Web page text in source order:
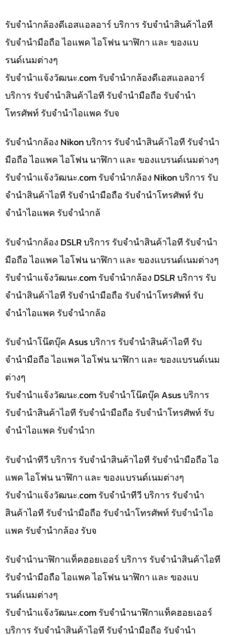
รับจำนำกล้องดีเอสแอลอาร์ บริการ รับจำนำสินค้าไอที
รับจำนำมือถือ ไอแพค ไอโฟน นาฬิกา และ ของแบ
รนด์เนมต่างๆ
รับจํานําแจ้งวัฒนะ.com รับจำนำกล้องดีเอสแอลอาร์
บริการ รับจำนำสินค้าไอที รับจำนำมือถือ รับจำนำ
โทรศัพท์ รับจำนำไอแพค รับจ
รับจำนำกล้อง Nikon บริการ รับจำนำสินค้าไอที รับจำนำ
มือถือ ไอแพค ไอโฟน นาฬิกา และ ของแบรนด์เนมต่างๆ
รับจํานําแจ้งวัฒนะ.com รับจำนำกล้อง Nikon บริการ รับ
จำนำสินค้าไอที รับจำนำมือถือ รับจำนำโทรศัพท์ รับ
จำนำไอแพค รับจำนำกล้
รับจำนำกล้อง DSLR บริการ รับจำนำสินค้าไอที รับจำนำ
มือถือ ไอแพค ไอโฟน นาฬิกา และ ของแบรนด์เนมต่างๆ
รับจํานําแจ้งวัฒนะ.com รับจำนำกล้อง DSLR บริการ รับ
จำนำสินค้าไอที รับจำนำมือถือ รับจำนำโทรศัพท์ รับ
จำนำไอแพค รับจำนำกล้อ
รับจำนำโน๊ตบุ๊ค Asus บริการ รับจำนำสินค้าไอที รับ
จำนำมือถือ ไอแพค ไอโฟน นาฬิกา และ ของแบรนด์เนม
ต่างๆ
รับจํานําแจ้งวัฒนะ.com รับจำนำโน๊ตบุ๊ค Asus บริการ
รับจำนำสินค้าไอที รับจำนำมือถือ รับจำนำโทรศัพท์ รับ
จำนำไอแพค รับจำนำก
รับจำนำทีวี บริการ รับจำนำสินค้าไอที รับจำนำมือถือ ไอ
แพค ไอโฟน นาฬิกา และ ของแบรนด์เนมต่างๆ
รับจํานําแจ้งวัฒนะ.com รับจำนำทีวี บริการ รับจำนำ
สินค้าไอที รับจำนำมือถือ รับจำนำโทรศัพท์ รับจำนำไอ
แพค รับจำนำกล้อง รับจ
รับจำนำนาฬิกาแท็คฮอยเออร์ บริการ รับจำนำสินค้าไอที
รับจำนำมือถือ ไอแพค ไอโฟน นาฬิกา และ ของแบ
รนด์เนมต่างๆ
รับจํานําแจ้งวัฒนะ.com รับจำนำนาฬิกาแท็คฮอยเออร์
บริการ รับจำนำสินค้าไอที รับจำนำมือถือ รับจำนำ